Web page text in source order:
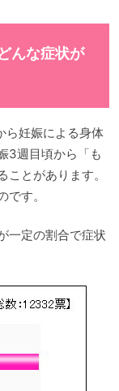
んな症状が
ら妊娠による身体
3週目頃から「も
とがあります。
です。
一定の割合で症状